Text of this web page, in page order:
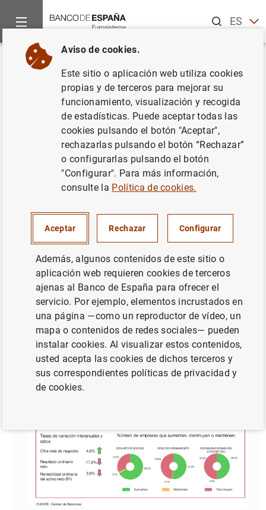
ESEN
Inicio Noticias y eventos
Volver
Las ventas de las empresas no
financieras de la muestra de la
Central de Balances crecieron
en el primer trimestre, pese al
descenso de la rentabilidad
empresas
SOCIEDADES NO FINANCIERAS, EMPRESAS
CENTRAL DE BALANCES
Aviso de cookies.
Este sitio o aplicación web utiliza cookies
propias y de terceros para mejorar su
funcionamiento, visualización y recogida
de estadísticas. Puede aceptar todas las
cookies pulsando el botón "Aceptar",
rechazarlas pulsando el botón “Rechazar”
o configurarlas pulsando el botón
"Configurar". Para más información,
consulte la Política de cookies.
Aceptar Rechazar Configurar
Además, algunos contenidos de este sitio o
aplicación web requieren cookies de terceros
ajenas al Banco de España para ofrecer el
servicio. Por ejemplo, elementos incrustados en
una página —como un reproductor de vídeo, un
mapa o contenidos de redes sociales— pueden
instalar cookies. Al visualizar estos contenidos,
usted acepta las cookies de dichos terceros y
sus correspondientes políticas de privacidad y
de cookies.